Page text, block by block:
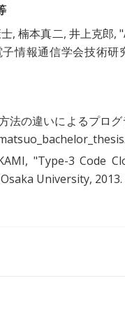
,楠本真二, 井上克郎, "
子情報通信学会技術
法の違いによるプロ
, "Type-3 Code
University, 2013.